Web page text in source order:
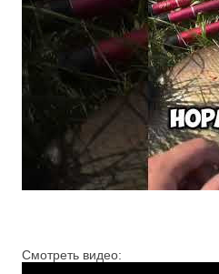
Смотреть видео: